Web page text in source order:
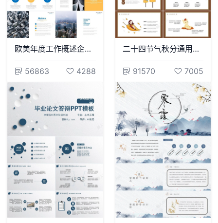
欧美年度工作概述企业简介述职报告工作汇报
56863 4288
二十四节气秋分通用PPT模板(9)
91570 7005